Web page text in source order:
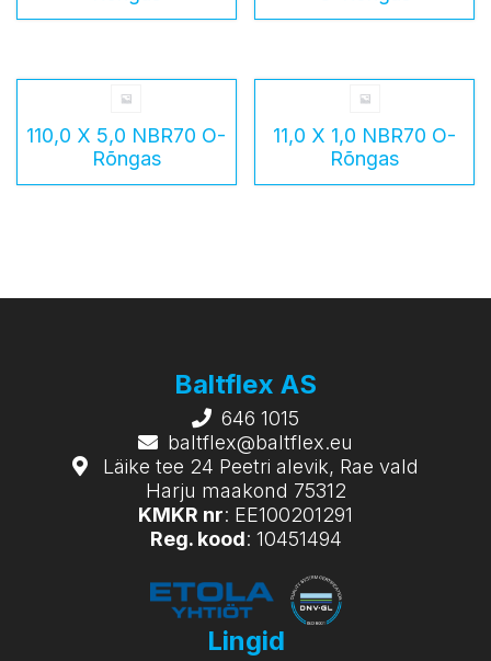
110,0 X 5,0 NBR70 O-
Rõngas
11,0 X 1,0 NBR70 O-
Rõngas
Baltflex AS
646 1015
baltflex@baltflex.eu
Läike tee 24 Peetri alevik, Rae vald
Harju maakond 75312
KMKR nr: EE100201291
Reg. kood: 10451494
Lingid